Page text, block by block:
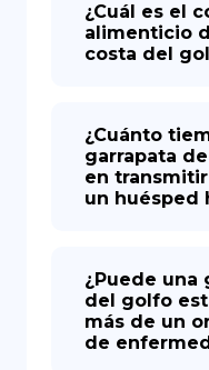
¿Cuál es el
alimenticio
costa del
¿Cuánto
garrapata
en
un huésped
¿Puede una
del golfo
más de un
de